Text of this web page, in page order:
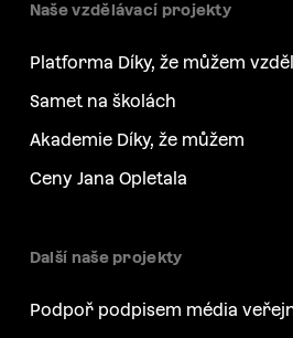
Naše vzdělávací projekty
Platforma Díky, že můžem
Samet na školách
Akademie Díky, že můžem
Ceny Jana Opletala
Další naše projekty
Podpoř podpisem média